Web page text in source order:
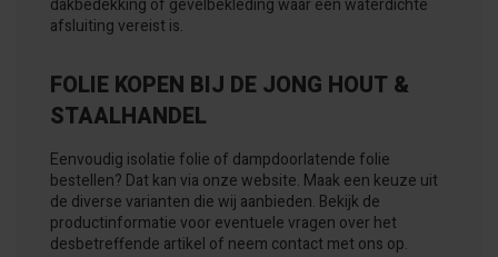
afsluiting vereist is.
FOLIE KOPEN BIJ DE JONG HOUT &
STAALHANDEL
Eenvoudig isolatie folie of dampdoorlatende folie
bestellen? Dat kan via onze website. Maak een keuze uit
de diverse varianten die wij aanbieden. Bekijk de
productinformatie voor eventuele vragen over het
desbetreffende artikel of neem contact met ons op.